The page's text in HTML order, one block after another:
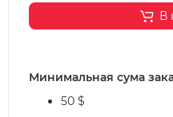
В
Минимальная сума
50 $